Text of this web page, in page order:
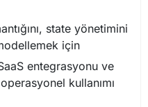
state yönetimini
için
entegrasyonu ve
kullanımı